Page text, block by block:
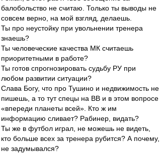
балобольство не считаю. Только ты выводы не
совсем верно, на мой взгляд, делаешь.
Ты про неустойку при увольнении тренера
знаешь?
Ты человеческие качества МК считаешь
приоритетными в работе?
Ты готов спрогнозировать судьбу РУ при
любом развитии ситуации?
Слава Богу, что про Тушино и недвижимость не
пишешь, а то тут спецы на ВВ и в этом вопросе
«впереди планеты всей». Кто ж им
информацию сливает? Рабинер, видать?
Ты же в футбол играл, не можешь не видеть,
кто больше всех за тренера рубится? А почему,
не задумывался?